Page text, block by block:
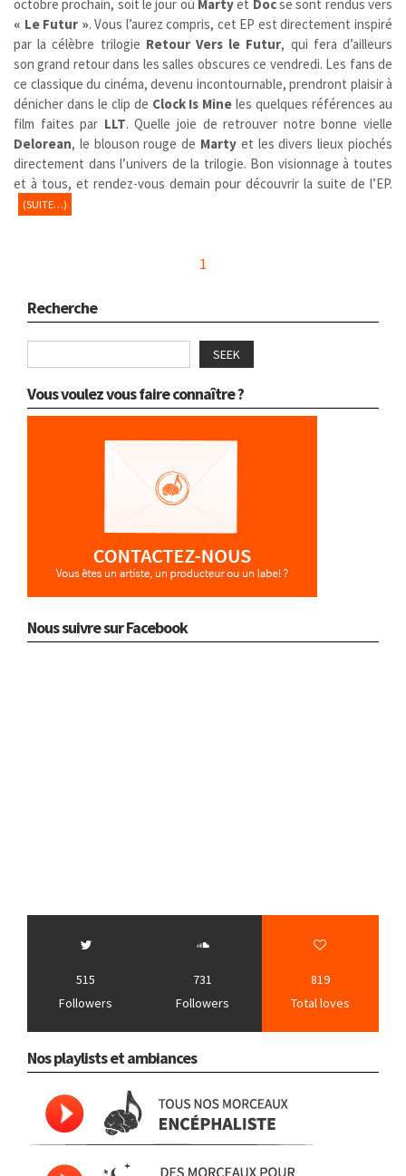
octobre prochain, soit le jour où Martyet Docse sont rendus vers
« Le Futur ». Vous l’aurez compris, cet EP est directement inspiré
par la célèbre trilogie Retour Vers le Futur, qui fera d’ailleurs
son grand retour dans les salles obscures ce vendredi. Les fans de
ce classique du cinéma, devenu incontournable, prendront plaisir à
dénicher dans le clip de Clock Is Mineles quelques références au
film faites par LLT. Quelle joie de retrouver notre bonne vielle
Delorean, le blouson rouge de Marty et les divers lieux piochés
directement dans l’univers de la trilogie. Bon visionnage à toutes
et à tous, et rendez-vous demain pour découvrir la suite de l’EP.
(SUITE…)
1
Recherche
SEEK
Vous voulez vous faire connaître ?
Nous suivre sur Facebook
515
Followers
731
Followers
819
Total loves
Nos playlists et ambiances